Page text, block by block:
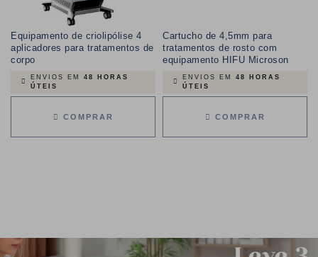
Equipamento de criolipólise 4
aplicadores para tratamentos de
corpo
ENVIOS EM 48 HORAS
ÚTEIS
COMPRAR
Cartucho de 4,5mm para
tratamentos de rosto com
equipamento HIFU Microson
ENVIOS EM 48 HORAS
ÚTEIS
COMPRAR